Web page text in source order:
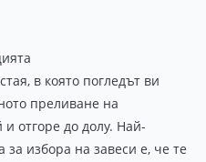
в която погледът ви
преливане на
отгоре до долу. Най-
избора на завеси е, че те